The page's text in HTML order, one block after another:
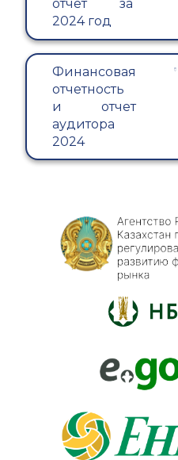
отчет за
2024 год
Финансовая
отчетность
и отчет
аудитора
2024